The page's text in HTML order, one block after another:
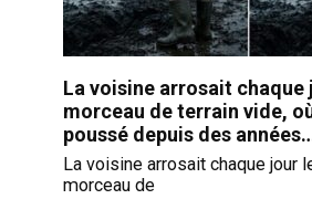
La voisine arrosait chaque
morceau de terrain vide,
poussé depuis des
La voisine arrosait chaque jour
morceau de